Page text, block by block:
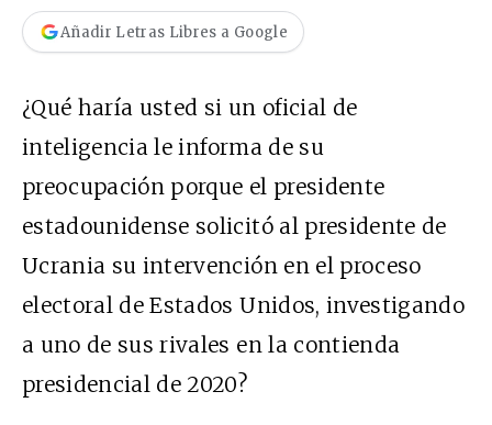
Añadir Letras Libres a Google
¿Qué haría usted si un oficial de
inteligenciale informade su
preocupación porque el presidente
estadounidense solicitó al presidente de
Ucrania su intervención en el proceso
electoral de Estados Unidos, investigando
a uno de sus rivales en la contienda
presidencial de 2020?